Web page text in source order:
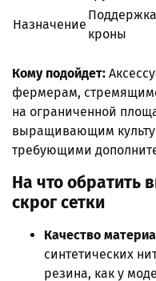
Назначение
кроны
Кому подойдет:
фермерам,
на ограниченной
выращивающим
требующими
На что обратить
скрог сетки
Качество
синтетических
резина, как у